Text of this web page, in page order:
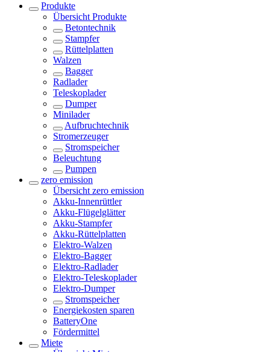
Produkte
Übersicht Produkte
Betontechnik
Stampfer
Rüttelplatten
Walzen
Bagger
Radlader
Teleskoplader
Dumper
Minilader
Aufbruchtechnik
Stromerzeuger
Stromspeicher
Beleuchtung
Pumpen
zero emission
Übersicht zero emission
Akku-Innenrüttler
Akku-Flügelglätter
Akku-Stampfer
Akku-Rüttelplatten
Elektro-Walzen
Elektro-Bagger
Elektro-Radlader
Elektro-Teleskoplader
Elektro-Dumper
Stromspeicher
Energiekosten sparen
BatteryOne
Fördermittel
Miete